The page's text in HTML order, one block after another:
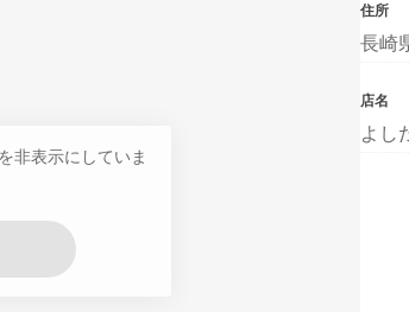
非表示にしていま
住所
長崎
店名
よし